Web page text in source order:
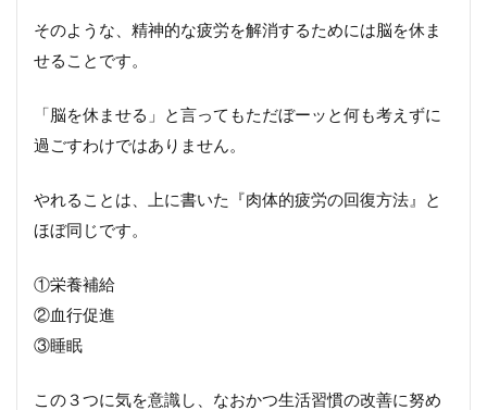
そのような、精神的な疲労を解消するためには脳を休ま
せることです。
「脳を休ませる」と言ってもただぼーッと何も考えずに
過ごすわけではありません。
やれることは、上に書いた『肉体的疲労の回復方法』と
ほぼ同じです。
①栄養補給
②血行促進
③睡眠
この３つに気を意識し、なおかつ生活習慣の改善に努め